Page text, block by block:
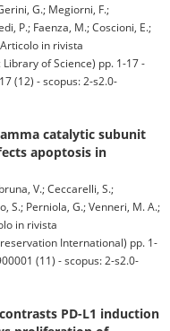
G.; Megiorni, F.;
P.; Faenza, M.; Coscioni, E.;
in rivista
Library of Science) pp. 1-17 -
(12) - scopus: 2-s2.0-
catalytic subunit
apoptosis in
V.; Ceccarelli, S.;
S.; Perniola, G.; Venneri, M. A.;
in rivista
International) pp. 1-
(11) - scopus: 2-s2.0-
PD-L1 induction